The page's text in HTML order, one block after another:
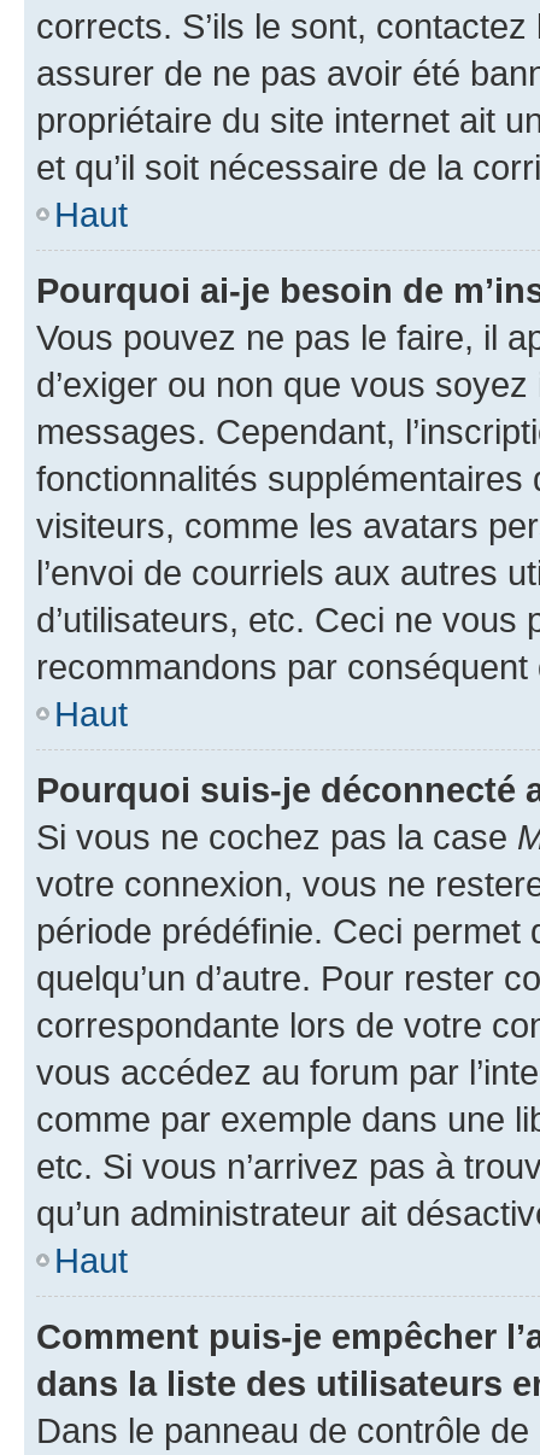
corrects. S’ils le sont,
assurer de ne pas avoir été
propriétaire du site internet ait
et qu’il soit nécessaire de la
Haut
Pourquoi ai-je besoin de
Vous pouvez ne pas le faire, il
d’exiger ou non que vous
messages. Cependant,
fonctionnalités
visiteurs, comme les avatars
l’envoi de courriels aux autres
d’utilisateurs, etc. Ceci ne vous
recommandons par conséquent
Haut
Pourquoi suis-je déconnecté
Si vous ne cochez pas la case
votre connexion, vous ne
période prédéfinie. Ceci permet
quelqu’un d’autre. Pour rester
correspondante lors de votre
vous accédez au forum par
comme par exemple dans une
etc. Si vous n’arrivez pas à
qu’un administrateur ait
Haut
Comment puis-je empêcher
dans la liste des utilisateurs
Dans le panneau de contrôle